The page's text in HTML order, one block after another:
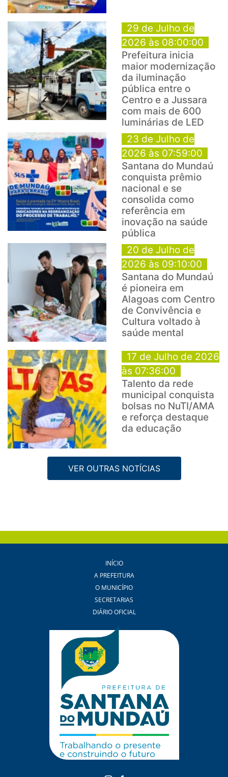
29 de Julho de
2026 às 08:00:00
Prefeitura inicia
maior modernização
da iluminação
pública entre o
Centro e a Jussara
com mais de 600
luminárias de LED
23 de Julho de
2026 às 07:59:00
Santana do Mundaú
conquista prêmio
nacional e se
consolida como
referência em
inovação na saúde
pública
20 de Julho de
2026 às 09:10:00
Santana do Mundaú
é pioneira em
Alagoas com Centro
de Convivência e
Cultura voltado à
saúde mental
17 de Julho de 2026
às 07:36:00
Talento da rede
municipal conquista
bolsas no NuTI/AMA
e reforça destaque
da educação
VER OUTRAS NOTÍCIAS
INÍCIO
A PREFEITURA
O MUNICÍPIO
SECRETARIAS
DIÁRIO OFICIAL